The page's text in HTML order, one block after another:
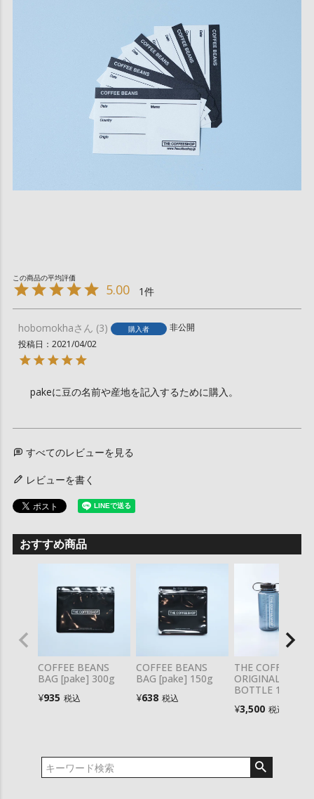
5.00 1
hobomokha 3 購入者
非公開
投稿日
2021/04/02
pakeに豆の名前や産地を記入するために購入。
すべてのレビューを見る
レビューを書く
おすすめ商品
COFFEE BEANS
BAG [pake] 300g
¥935 税込
COFFEE BEANS
BAG [pake] 150g
¥638 税込
THE
ORIGINAL
BOTTLE 1.0L
¥3,500 税込